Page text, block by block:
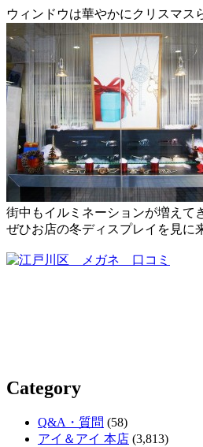
ウィンドウは華やかにクリスマス
街中もイルミネーションが増えて
ぜひお店の冬ディスプレイを見に
Category
Q&A・質問 (58)
アイ＆アイ 本店 (3,813)